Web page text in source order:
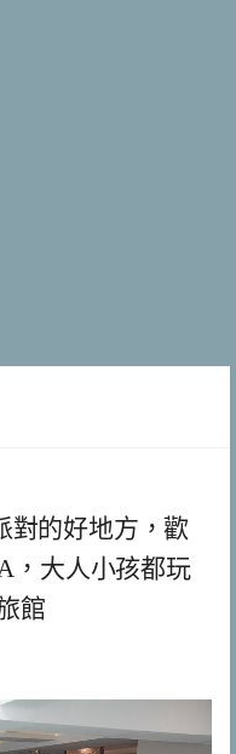
對的好地方，歡
，大人小孩都玩
館